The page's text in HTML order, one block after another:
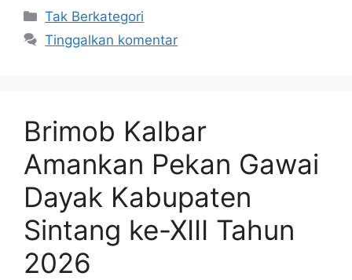
Kategori
Tak Berkategori
Tinggalkan komentar
Brimob Kalbar
Amankan Pekan Gawai
Dayak Kabupaten
Sintang ke-XIII Tahun
2026